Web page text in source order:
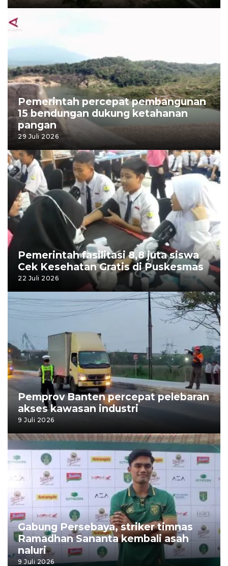
Pemerintah percepat pembangunan
15 bendungan dukung ketahanan
pangan
29 Juli 2026
Pemerintah fasilitasi 8,8 juta siswa
Cek Kesehatan Gratis di Puskesmas
22 Juli 2026
Pemprov Banten percepat pelebaran
akses kawasan industri
9 Juli 2026
Gabung Persebaya, striker timnas
Ramadhan Sananta kembali asah
naluri
9 Juli 2026